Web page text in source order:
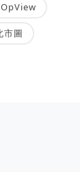
OpView
市圖